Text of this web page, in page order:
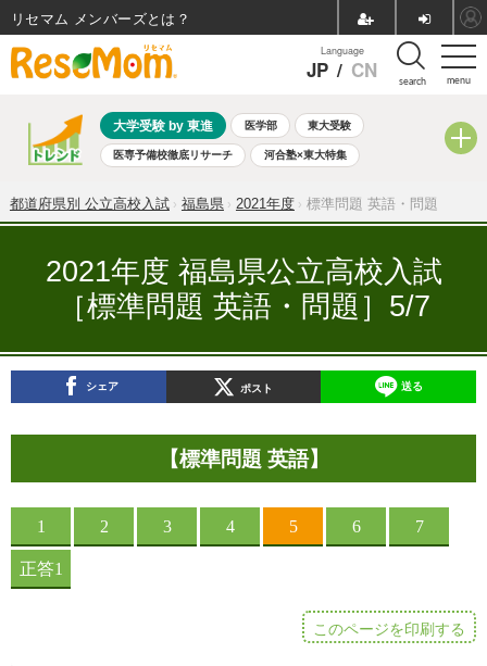
menu
Language
JP / CN search
大学受験 by 東進 医学部 東大受験
医専予備校徹底リサーチ 河合塾×東大特集
共通テスト 夏休み 8月開催学校説明会・相談会
自由研究教材（小学生向け） 自由研究教材（中学生向け）
ランキング
都道府県別 公立高校入試 福島県 2021年度 標準問題 英語・問題
2021年度 福島県公立高校入試
［標準問題 英語・問題］5/7
シェア ポスト 送る
【標準問題 英語】
このページを印刷する
リセマム メンバーズ